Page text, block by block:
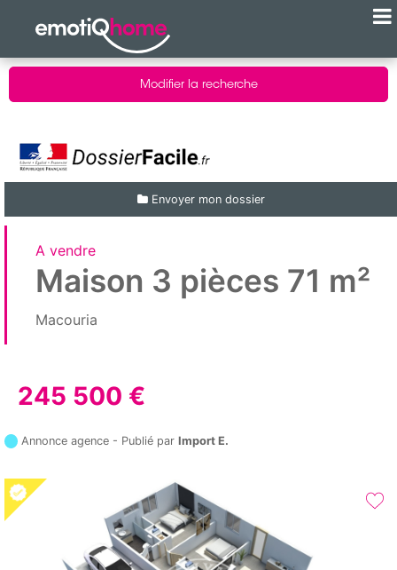
Modifier la recherche
Envoyer mon dossier
A vendre
Maison 3 pièces 71 m²
Macouria
245 500 €
Annonce agence - Publié parImport E.